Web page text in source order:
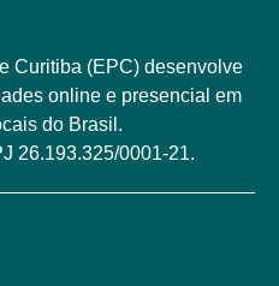
Curitiba (EPC) desenvolve
online e presencial em
do Brasil.
26.193.325/0001-21.